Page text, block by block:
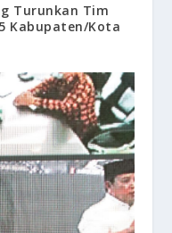
Turunkan Tim
Kabupaten/Kota